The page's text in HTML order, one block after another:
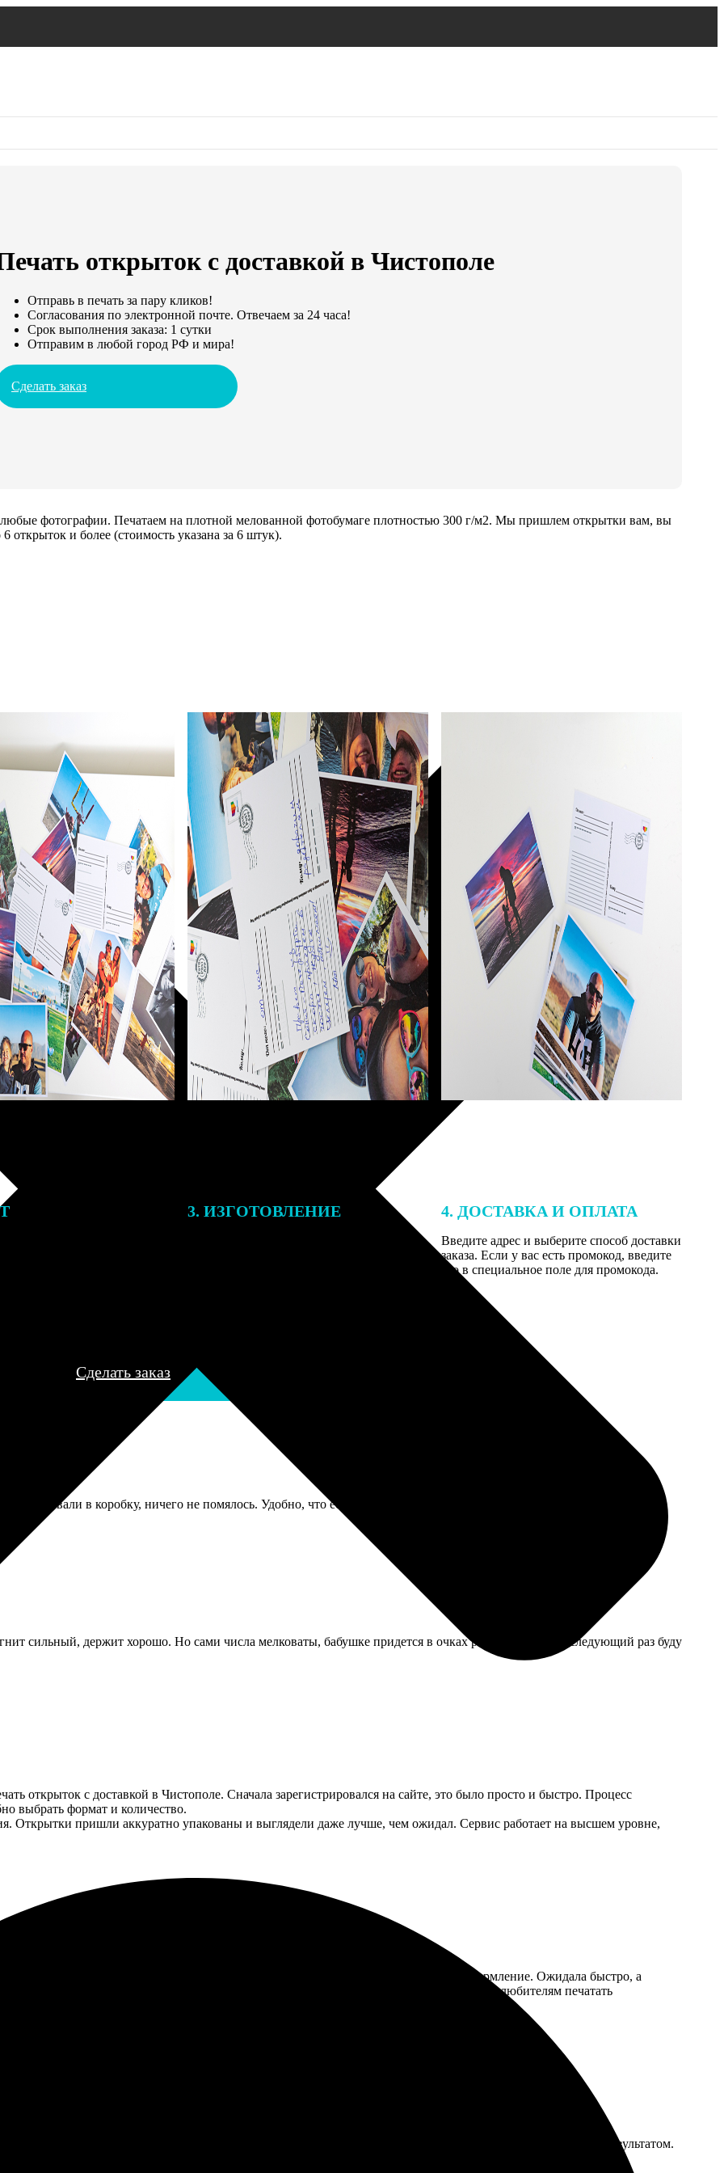
открыток с доставкой в Чистополе
Отправь в печать за пару кликов!
Согласования по электронной почте. Отвечаем за 24 часа!
Срок выполнения заказа: 1 сутки
Отправим в любой город РФ и мира!
Сделать заказ
фотографии. Печатаем на плотной мелованной фотобумаге плотностью 300 г/м2. Мы пришлем открытки вам, вы
открыток и более (стоимость указана за 6 штук).
заказа к печати
могут связаться с Вами
телефону или email для
3. ИЗГОТОВЛЕНИЕ 4. ДОСТАВКА И ОПЛАТА
Введите адрес и выберите способ доставки
заказа. Если у вас есть промокод, введите
его в специальное поле для промокода.
Сделать заказ
Упаковали в коробку, ничего не помялось. Удобно, что есть сортировка по датам.
сильный, держит хорошо. Но сами числа мелковаты, бабушке придется в очках рассматривать. В следующий раз буду
открыток с доставкой в Чистополе. Сначала зарегистрировался на сайте, это было просто и быстро. Процесс
выбрать формат и количество.
Открытки пришли аккуратно упакованы и выглядели даже лучше, чем ожидал. Сервис работает на высшем уровне,
здесь и осталась довольна! Процесс прост: загрузила фото, выбрала размер и оформление. Ожидала быстро, а
цвета и отличное качество. Порадовала и доставка, всё в срок. Рекомендую всем любителям печатать
открытки с доставкой, всё просто и быстро. Получил заказ раньше срока, качество на высоте, доволен результатом.